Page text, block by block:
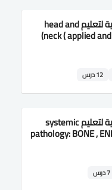
كورس - دورة تدريبية لتعليم head and
neck ( applied
12 درس
كورس - دورة تدريبية لتعليم systemic
pathology: BONE ,
7 درس